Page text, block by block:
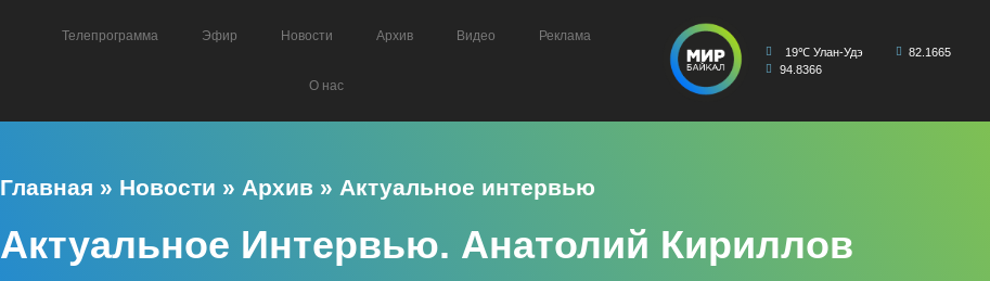
Телепрограмма Эфир Новости Архив Видео Реклама
О нас
19℃ Улан-Удэ
82.1665
94.8366
Главная » Новости » Архив » Актуальное интервью
Актуальное Интервью. Анатолий Кириллов